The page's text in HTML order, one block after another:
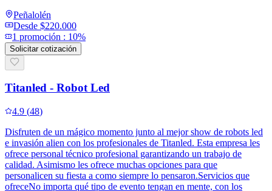
Peñalolén
Desde $220.000
1 promoción : 10%
Solicitar cotización
Titanled - Robot Led
4.9 (48)
Disfruten de un mágico momento junto al mejor show de robots led
e invasión alien con los profesionales de Titanled. Esta empresa les
ofrece personal técnico profesional garantizando un trabajo de
calidad. Asimismo les ofrece muchas opciones para que
personalicen su fiesta a como siempre lo pensaron.Servicios que
ofreceNo importa qué tipo de evento tengan en mente, con los